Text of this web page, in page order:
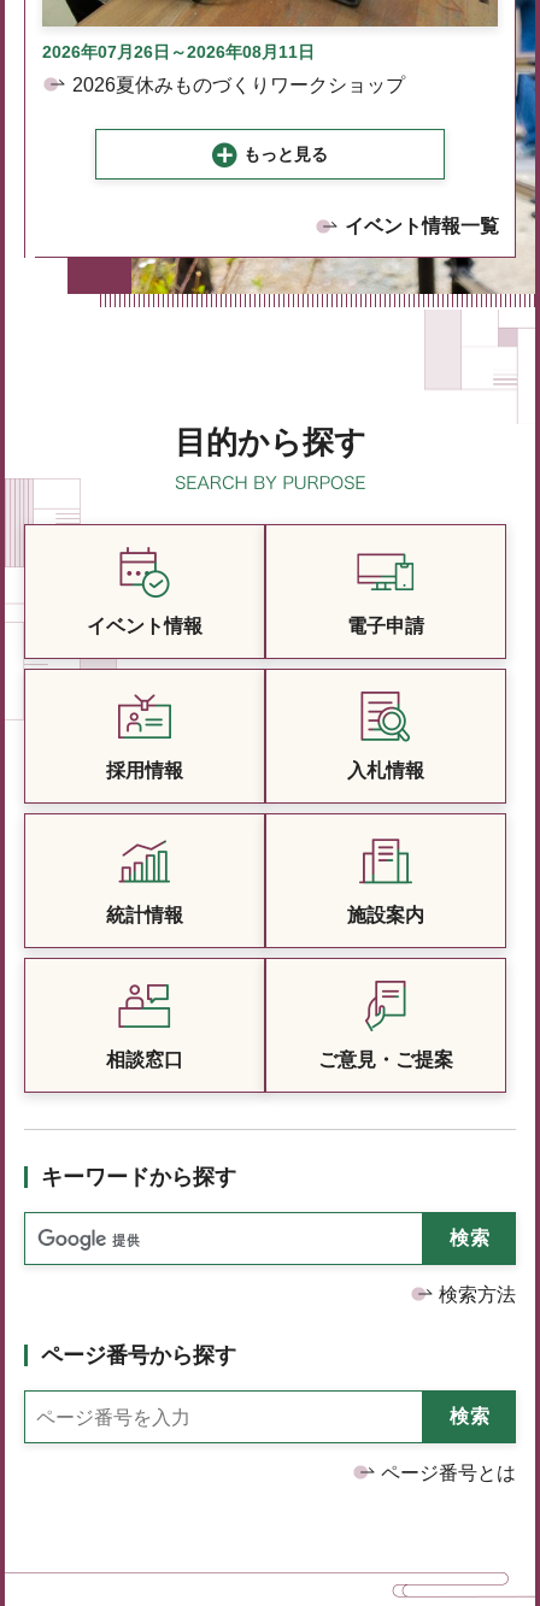
2026年07月26日～2026年08月11日
2026夏休みものづくりワークショップ
もっと見る
イベント情報一覧
目的から探す
イベント情報 電子申請
採用情報 入札情報
統計情報 施設案内
相談窓口 ご意見・ご提案
キーワードから探す
検索方法
ページ番号から探す
ページ番号とは